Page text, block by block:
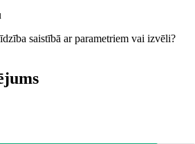
saistībā ar parametriem vai izvēli?